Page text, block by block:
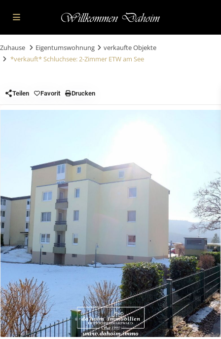
Zuhause Eigentumswohnung
verkaufte Objekte
*verkauft* Schluchsee: 2-Zimmer ETW am See
Teilen Favorit Drucken